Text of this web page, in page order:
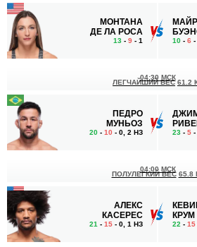
МОНТАНА
ДЕ ЛА РОСА
13 - 9 - 1 10 - 6 -
ПЕДРО
МУНЬОЗ
20 - 10 - 0, 2 НЗ
04:30 МСК
ЛЕГЧАЙШИЙ ВЕС 61.2
23 - 5 -
АЛЕКС
КАСЕРЕС
21 - 15 - 0, 1 НЗ
04:00 МСК
ПОЛУЛЕГКИЙ ВЕС 65.8
КРУМ
22 - 15